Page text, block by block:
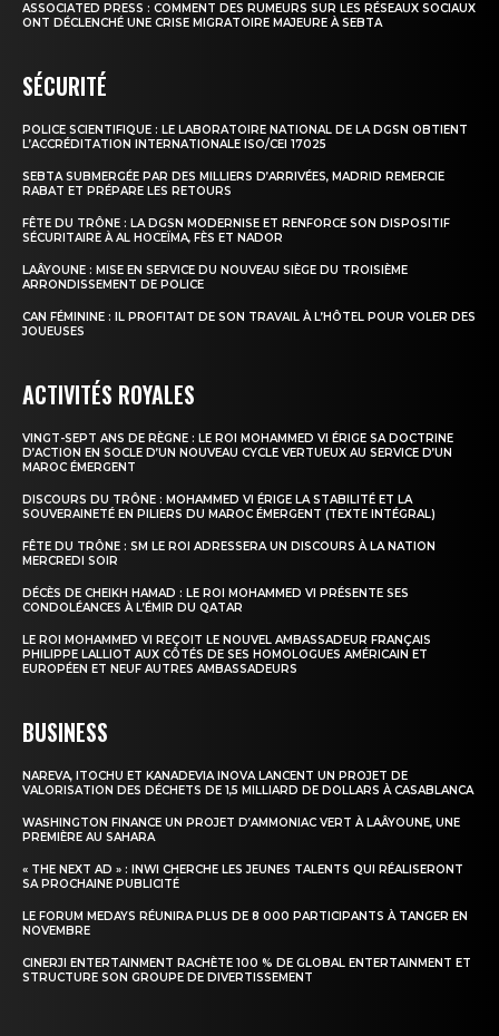
ASSOCIATED PRESS : COMMENT DES RUMEURS SUR LES RÉSEAUX SOCIAUX
ONT DÉCLENCHÉ UNE CRISE MIGRATOIRE MAJEURE À SEBTA
SÉCURITÉ
POLICE SCIENTIFIQUE : LE LABORATOIRE NATIONAL DE LA DGSN OBTIENT
L’ACCRÉDITATION INTERNATIONALE ISO/CEI 17025
SEBTA SUBMERGÉE PAR DES MILLIERS D’ARRIVÉES, MADRID REMERCIE
RABAT ET PRÉPARE LES RETOURS
FÊTE DU TRÔNE : LA DGSN MODERNISE ET RENFORCE SON DISPOSITIF
SÉCURITAIRE À AL HOCEÏMA, FÈS ET NADOR
LAÂYOUNE : MISE EN SERVICE DU NOUVEAU SIÈGE DU TROISIÈME
ARRONDISSEMENT DE POLICE
CAN FÉMININE : IL PROFITAIT DE SON TRAVAIL À L’HÔTEL POUR VOLER DES
JOUEUSES
ACTIVITÉS ROYALES
VINGT-SEPT ANS DE RÈGNE : LE ROI MOHAMMED VI ÉRIGE SA DOCTRINE
D’ACTION EN SOCLE D’UN NOUVEAU CYCLE VERTUEUX AU SERVICE D’UN
MAROC ÉMERGENT
DISCOURS DU TRÔNE : MOHAMMED VI ÉRIGE LA STABILITÉ ET LA
SOUVERAINETÉ EN PILIERS DU MAROC ÉMERGENT (TEXTE INTÉGRAL)
FÊTE DU TRÔNE : SM LE ROI ADRESSERA UN DISCOURS À LA NATION
MERCREDI SOIR
DÉCÈS DE CHEIKH HAMAD : LE ROI MOHAMMED VI PRÉSENTE SES
CONDOLÉANCES À L’ÉMIR DU QATAR
LE ROI MOHAMMED VI REÇOIT LE NOUVEL AMBASSADEUR FRANÇAIS
PHILIPPE LALLIOT AUX CÔTÉS DE SES HOMOLOGUES AMÉRICAIN ET
EUROPÉEN ET NEUF AUTRES AMBASSADEURS
BUSINESS
NAREVA, ITOCHU ET KANADEVIA INOVA LANCENT UN PROJET DE
VALORISATION DES DÉCHETS DE 1,5 MILLIARD DE DOLLARS À CASABLANCA
WASHINGTON FINANCE UN PROJET D’AMMONIAC VERT À LAÂYOUNE, UNE
PREMIÈRE AU SAHARA
« THE NEXT AD » : INWI CHERCHE LES JEUNES TALENTS QUI RÉALISERONT
SA PROCHAINE PUBLICITÉ
LE FORUM MEDAYS RÉUNIRA PLUS DE 8 000 PARTICIPANTS À TANGER EN
NOVEMBRE
CINERJI ENTERTAINMENT RACHÈTE 100 % DE GLOBAL ENTERTAINMENT ET
STRUCTURE SON GROUPE DE DIVERTISSEMENT